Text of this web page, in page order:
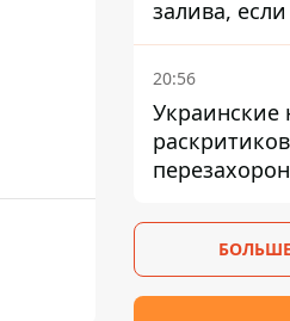
залива,
хотя бы
20:56
Украинские